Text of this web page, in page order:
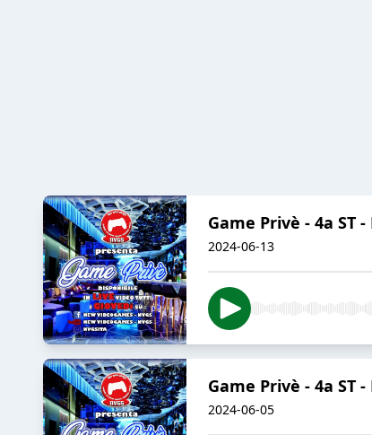
Game Privè - 4a ST
2024-06-13
Game Privè - 4a ST
2024-06-05